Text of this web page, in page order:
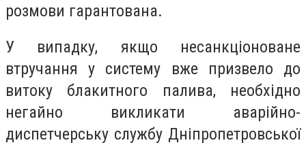
розмови гарантована.
У випадку, якщо несанкціоноване
втручання у систему вже призвело до
витоку блакитного палива, необхідно
негайно викликати аварійно-
диспетчерську службу Дніпропетровської